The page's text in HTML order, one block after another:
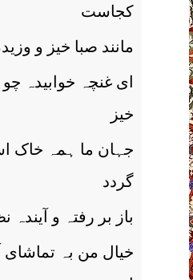
کجاست
مانند صبا خیز و
ای غنچہ خوابیدہ
خیز
جہان ما ہمہ خاک
گردد
باز بر رفتہ و آیندہ
خیال من بہ تماشای